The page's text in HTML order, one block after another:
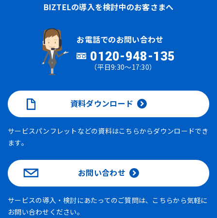
BIZTELの導入を検討中のお客さまへ
お電話でのお問い合わせ
0120-948-135
（平日9:30～17:30）
資料ダウンロード
サービスパンフレットなどの資料はこちらからダウンロードでき
ます。
お問い合わせ
サービスの導入・検討にあたってのご質問は、こちらから気軽に
お問い合わせください。